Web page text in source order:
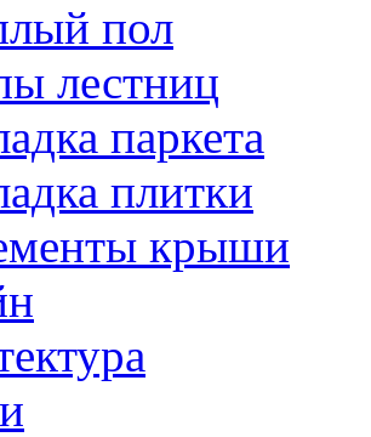
пол
лестниц
паркета
плитки
крыши